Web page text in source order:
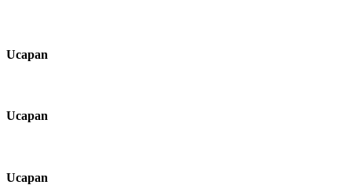
Ucapan
Ucapan
Ucapan